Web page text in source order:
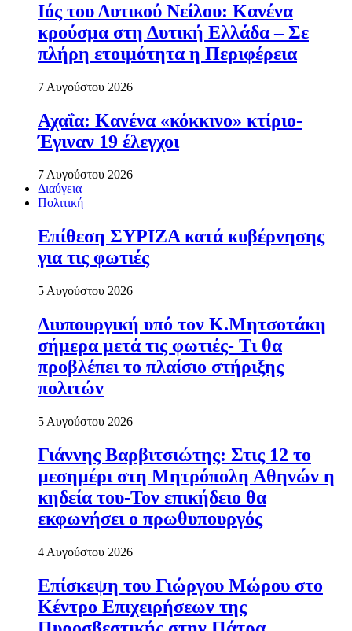
Ιός του Δυτικού Νείλου: Κανένα
κρούσμα στη Δυτική Ελλάδα – Σε
πλήρη ετοιμότητα η Περιφέρεια
7 Αυγούστου 2026
Αχαΐα: Κανένα «κόκκινο» κτίριο-
Έγιναν 19 έλεγχοι
7 Αυγούστου 2026
Διαύγεια
Πολιτική
Επίθεση ΣΥΡΙΖΑ κατά κυβέρνησης
για τις φωτιές
5 Αυγούστου 2026
Διυπουργική υπό τον Κ.Μητσοτάκη
σήμερα μετά τις φωτιές- Τι θα
προβλέπει το πλαίσιο στήριξης
πολιτών
5 Αυγούστου 2026
Γιάννης Βαρβιτσιώτης: Στις 12 το
μεσημέρι στη Μητρόπολη Αθηνών η
κηδεία του-Τον επικήδειο θα
εκφωνήσει ο πρωθυπουργός
4 Αυγούστου 2026
Επίσκεψη του Γιώργου Μώρου στο
Κέντρο Επιχειρήσεων της